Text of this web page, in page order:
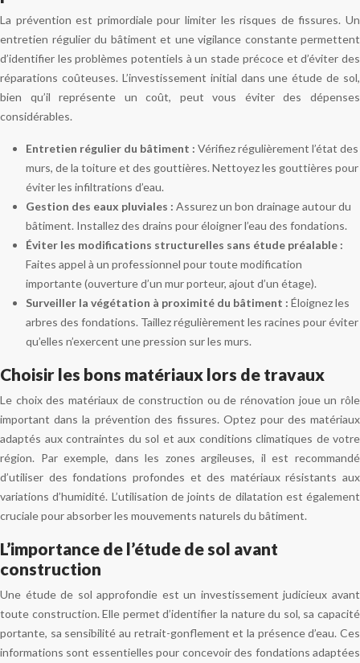
La prévention est primordiale pour limiter les risques de fissures. Un
entretien régulier du bâtiment et une vigilance constante permettent
d’identifier les problèmes potentiels à un stade précoce et d’éviter des
réparations coûteuses. L’investissement initial dans une étude de sol,
bien qu’il représente un coût, peut vous éviter des dépenses
considérables.
Entretien régulier du bâtiment : Vérifiez régulièrement l’état des
murs, de la toiture et des gouttières. Nettoyez les gouttières pour
éviter les infiltrations d’eau.
Gestion des eaux pluviales : Assurez un bon drainage autour du
bâtiment. Installez des drains pour éloigner l’eau des fondations.
Éviter les modifications structurelles sans étude préalable :
Faites appel à un professionnel pour toute modification
importante (ouverture d’un mur porteur, ajout d’un étage).
Surveiller la végétation à proximité du bâtiment : Éloignez les
arbres des fondations. Taillez régulièrement les racines pour éviter
qu’elles n’exercent une pression sur les murs.
Choisir les bons matériaux lors de travaux
Le choix des matériaux de construction ou de rénovation joue un rôle
important dans la prévention des fissures. Optez pour des matériaux
adaptés aux contraintes du sol et aux conditions climatiques de votre
région. Par exemple, dans les zones argileuses, il est recommandé
d’utiliser des fondations profondes et des matériaux résistants aux
variations d’humidité. L’utilisation de joints de dilatation est également
cruciale pour absorber les mouvements naturels du bâtiment.
L’importance de l’étude de sol avant
construction
Une étude de sol approfondie est un investissement judicieux avant
toute construction. Elle permet d’identifier la nature du sol, sa capacité
portante, sa sensibilité au retrait-gonflement et la présence d’eau. Ces
informations sont essentielles pour concevoir des fondations adaptées